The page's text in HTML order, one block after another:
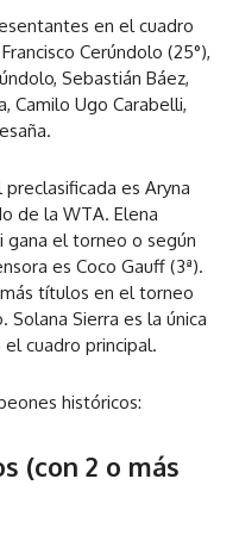
en el cuadro
Cerúndolo (25°),
Sebastián Báez,
Camilo Ugo Carabelli,
es Aryna
de la WTA. Elena
gana el torneo o según
es Coco Gauff (3ª).
títulos en el torneo
Sierra es la única
cuadro principal.
históricos:
(con 2 o más